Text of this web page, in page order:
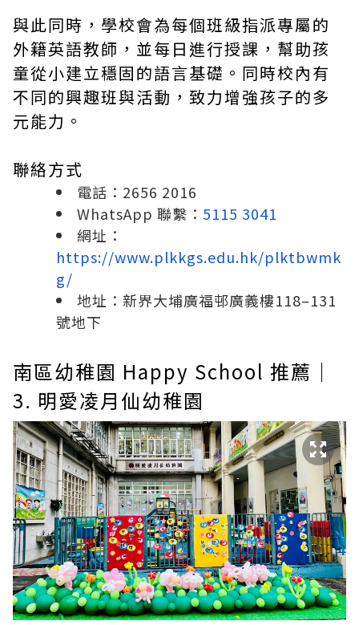
與此同時，學校會為每個班級指派專屬的
外籍英語教師，並每日進行授課，幫助孩
童從小建立穩固的語言基礎。同時校內有
不同的興趣班與活動，致力增強孩子的多
元能力。
聯絡方式
電話：2656 2016
WhatsApp 聯繫： 5115 3041
網址：
https://www.plkkgs.edu.hk/plktbwmk
g/
地址：新界大埔廣福邨廣義樓118–131
號地下
南區幼稚園 Happy School 推薦｜
3. 明愛凌月仙幼稚園